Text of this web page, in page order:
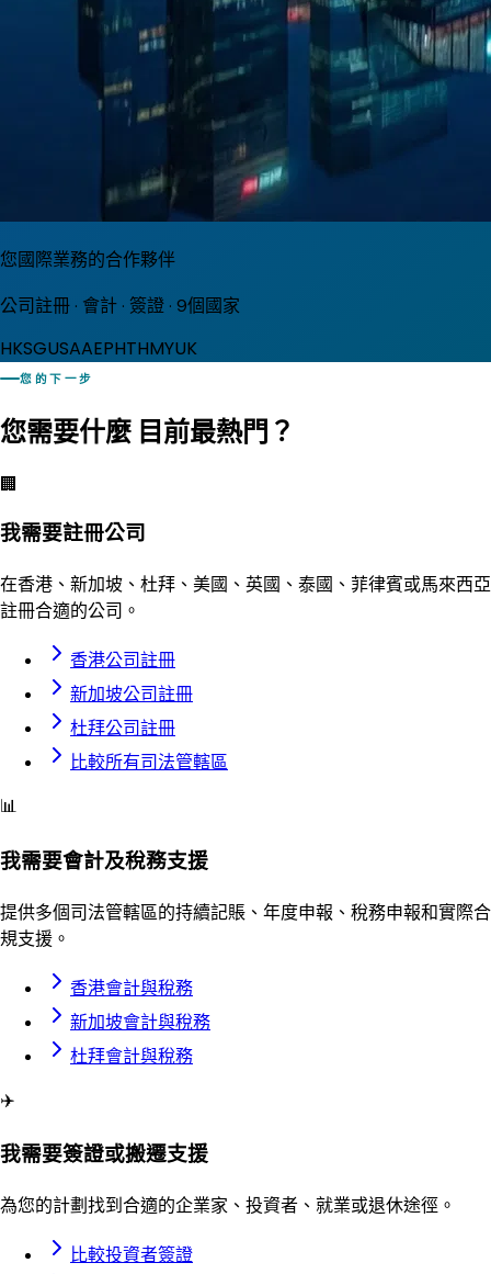
您國際業務的合作夥伴
公司註冊 · 會計 · 簽證 · 9個國家
HKSGUSAAEPHTHMYUK
您的下一步
您需要什麼 目前最熱門？
🏢
我需要註冊公司
在香港、新加坡、杜拜、美國、英國、泰國、菲律賓或馬來西亞
註冊合適的公司。
香港公司註冊
新加坡公司註冊
杜拜公司註冊
比較所有司法管轄區
📊
我需要會計及稅務支援
提供多個司法管轄區的持續記賬、年度申報、稅務申報和實際合
規支援。
香港會計與稅務
新加坡會計與稅務
杜拜會計與稅務
✈️
我需要簽證或搬遷支援
為您的計劃找到合適的企業家、投資者、就業或退休途徑。
比較投資者簽證